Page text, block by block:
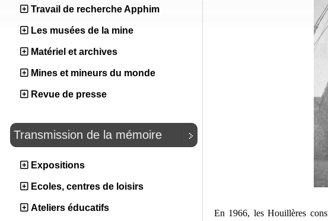
Travail de recherche Apphim
Les musées de la mine
Matériel et archives
Mines et mineurs du monde
Revue de presse
Transmission de la mémoire
Expositions
Ecoles, centres de loisirs
Ateliers éducatifs
En 1966, les Houillères